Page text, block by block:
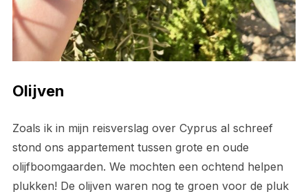
Olijven
Zoals ik in mijn reisverslag over Cyprus al schreef
stond ons appartement tussen grote en oude
olijfboomgaarden. We mochten een ochtend helpen
plukken! De olijven waren nog te groen voor de pluk